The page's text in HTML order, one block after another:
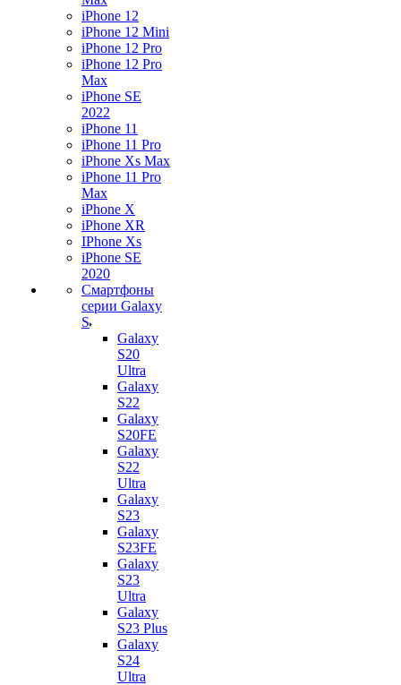
iPhone 12
iPhone 12 Mini
iPhone 12 Pro
iPhone 12 Pro
Max
iPhone SE
2022
iPhone 11
iPhone 11 Pro
iPhone Xs Max
iPhone 11 Pro
Max
iPhone X
iPhone XR
IPhone Xs
iPhone SE
2020
Смартфоны
серии Galaxy
S
Galaxy
S20
Ultra
Galaxy
S22
Galaxy
S20FE
Galaxy
S22
Ultra
Galaxy
S23
Galaxy
S23FE
Galaxy
S23
Ultra
Galaxy
S23 Plus
Galaxy
S24
Ultra